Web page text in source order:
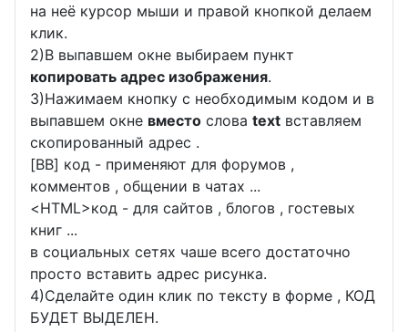
на неё курсор мыши и правой кнопкой делаем
клик.
2)В выпавшем окне выбираем пункт
копировать адрес изображения.
3)Нажимаем кнопку с необходимым кодом и в
выпавшем окне вместо слова text вставляем
скопированный адрес .
[BB] код - применяют для форумов ,
комментов , общении в чатах ...
<HTML>код - для сайтов , блогов , гостевых
книг ...
в социальных сетях чаше всего достаточно
просто вставить адрес рисунка.
4)Сделайте один клик по тексту в форме , КОД
БУДЕТ ВЫДЕЛЕН.